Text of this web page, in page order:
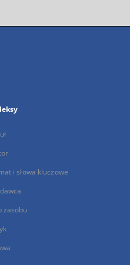
i słowa kluczowe
zasobu